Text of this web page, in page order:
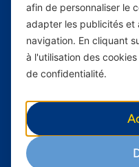
Smartphones
Informations utiles
À propos de Yas FAQ
Assistance
Conditions générales
Demande de
afin de personnaliser le
adapter les publicités et
navigation. En cliquant
à l'utilisation des
de confidentialité.